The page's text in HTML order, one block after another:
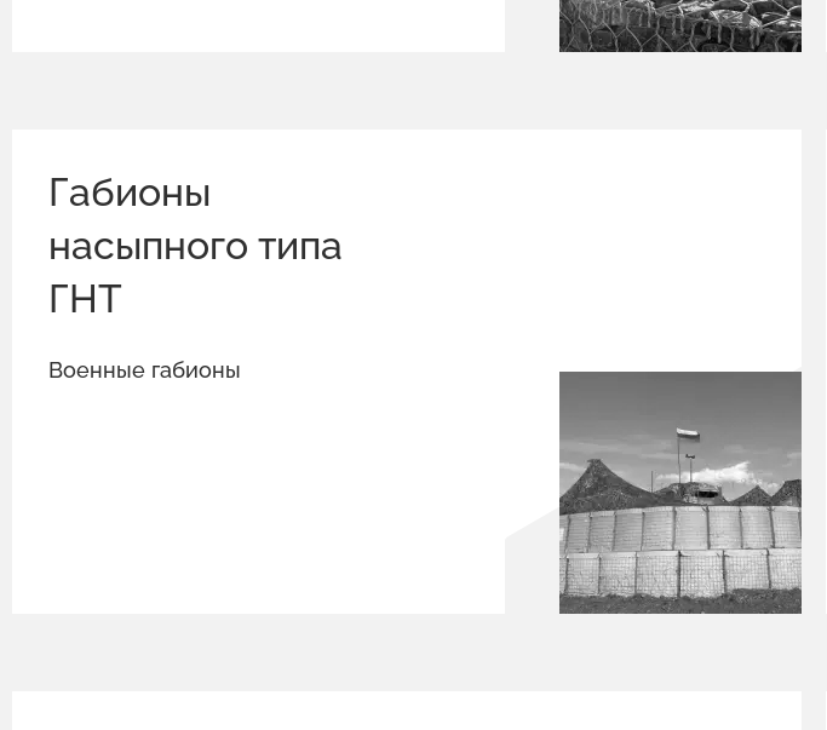
Габионы
насыпного типа
ГНТ
Военные габионы